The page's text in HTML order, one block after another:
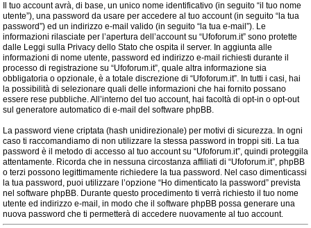
Il tuo account avrà, di base, un unico nome identificativo (in seguito “il tuo nome
utente”), una password da usare per accedere al tuo account (in seguito “la tua
password”) ed un indirizzo e-mail valido (in seguito “la tua e-mail”). Le
informazioni rilasciate per l’apertura dell’account su “Ufoforum.it” sono protette
dalle Leggi sulla Privacy dello Stato che ospita il server. In aggiunta alle
informazioni di nome utente, password ed indirizzo e-mail richiesti durante il
processo di registrazione su “Ufoforum.it”, quale altra informazione sia
obbligatoria o opzionale, è a totale discrezione di “Ufoforum.it”. In tutti i casi, hai
la possibilità di selezionare quali delle informazioni che hai fornito possano
essere rese pubbliche. All’interno del tuo account, hai facoltà di opt-in o opt-out
sul generatore automatico di e-mail del software phpBB.
La password viene criptata (hash unidirezionale) per motivi di sicurezza. In ogni
caso ti raccomandiamo di non utilizzare la stessa password in troppi siti. La tua
password è il metodo di accesso al tuo account su “Ufoforum.it”, quindi proteggila
attentamente. Ricorda che in nessuna circostanza affiliati di “Ufoforum.it”, phpBB
o terzi possono legittimamente richiedere la tua password. Nel caso dimenticassi
la tua password, puoi utilizzare l’opzione “Ho dimenticato la password” prevista
nel software phpBB. Durante questo procedimento ti verrà richiesto il tuo nome
utente ed indirizzo e-mail, in modo che il software phpBB possa generare una
nuova password che ti permetterà di accedere nuovamente al tuo account.